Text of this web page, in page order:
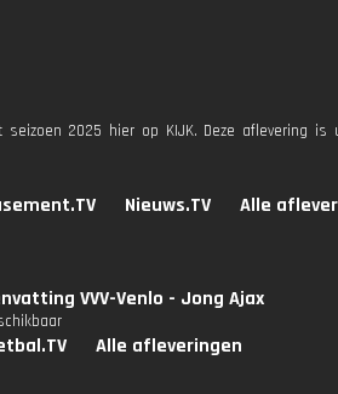
2025 hier op KIJK. Deze aflevering
Nieuws.TV Alle
VVV-Venlo - Jong Ajax
Alle afleveringen